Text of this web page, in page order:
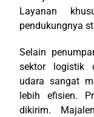
Layanan
pendukungnya
Selain
sektor logistik
udara sangat
lebih efisien.
dikirim.